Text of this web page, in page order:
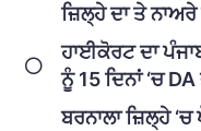
ਜ਼ਿਲ੍ਹੇ ਦਾ ਤੇ
ਹਾਈਕੋਰਟ ਦਾ
ਨੂੰ 15 ਦਿਨਾਂ ‘ਚ
ਬਰਨਾਲਾ ਜ਼ਿਲ੍ਹੇ ‘ਚ